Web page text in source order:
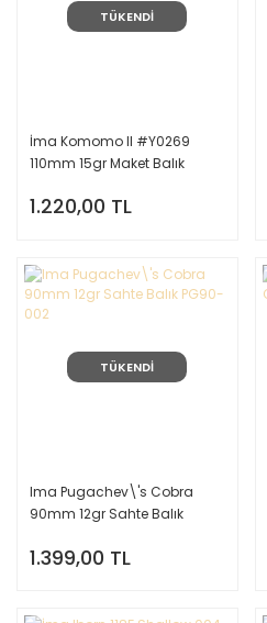
TÜKENDİ
İma Komomo II #Y0269
110mm 15gr Maket Balık
1.220,00 TL
TÜKENDİ
Ima Pugachev\'s Cobra
90mm 12gr Sahte Balık
1.399,00 TL